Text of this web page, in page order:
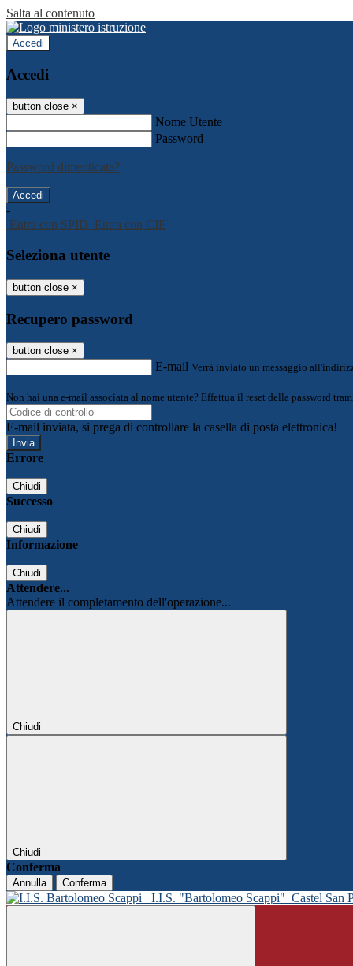
Salta al contenuto
Accedi
Accedi
button close ×
Nome Utente
Password
Password dimenticata?
-
Entra con SPID Entra con CIE
Seleziona utente
button close ×
Recupero password
button close ×
E-mail Verrà inviato un messaggio
Non hai una e-mail associata al nome utente? Effettua il reset della password
E-mail inviata, si prega di controllare la casella di posta elettronica!
Errore
Chiudi
Successo
Chiudi
Informazione
Chiudi
Attendere...
Attendere il completamento dell'operazione...
Chiudi
Chiudi
Conferma
Annulla Conferma
I.I.S. "Bartolomeo Scappi" Castel San